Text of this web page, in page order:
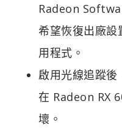
Radeon
希望恢復出廠設
用程式。
啟用光線追蹤
在 Radeon RX
壞。